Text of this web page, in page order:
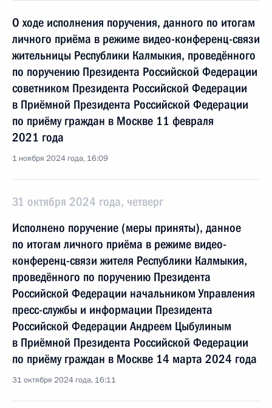
О ходе исполнения поручения, данного по итогам
личного приёма в режиме видео-конференц-связи
жительницы Республики Калмыкия, проведённого
по поручению Президента Российской Федерации
советником Президента Российской Федерации
в Приёмной Президента Российской Федерации
по приёму граждан в Москве 11 февраля
2021 года
1 ноября 2024 года, 16:09
31 октября 2024 года, четверг
Исполнено поручение (меры приняты), данное
по итогам личного приёма в режиме видео-
конференц-связи жителя Республики Калмыкия,
проведённого по поручению Президента
Российской Федерации начальником Управления
пресс-службы и информации Президента
Российской Федерации Андреем Цыбулиным
в Приёмной Президента Российской Федерации
по приёму граждан в Москве 14 марта 2024 года
31 октября 2024 года, 16:11